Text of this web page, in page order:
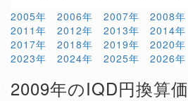
2005年 2006年 2007年 2008年
2011年
2012年 2013年 2014年
2017年
2018年 2019年 2020年
2023年
2024年 2025年 2026年
2009年のIQD円換算